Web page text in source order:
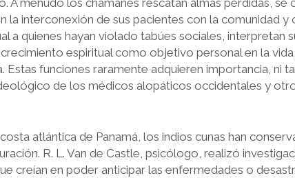
A menudo los chamanes rescatan almas perdidas, se
la interconexión de sus pacientes con la comunidad y
a quienes hayan violado tabúes sociales, interpretan
espiritual como objetivo personal en la
Estas funciones raramente adquieren importancia, ni
de los médicos alopáticos occidentales y
atlántica de Panamá, los indios cunas han
R. L. Van de Castle, psicólogo, realizó
creían en poder anticipar las enfermedades o